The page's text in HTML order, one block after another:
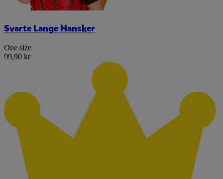
Svarte Lange Hansker
One size
99,90 kr